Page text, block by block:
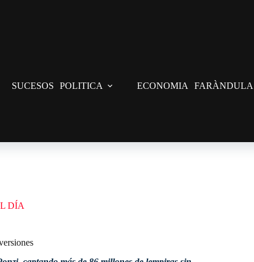
SUCESOS POLITICA ECONOMIA FARÀNDULA
DÍA